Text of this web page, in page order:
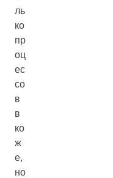
ль
ко
пр
оц
ес
со
в
в
ко
ж
е,
но